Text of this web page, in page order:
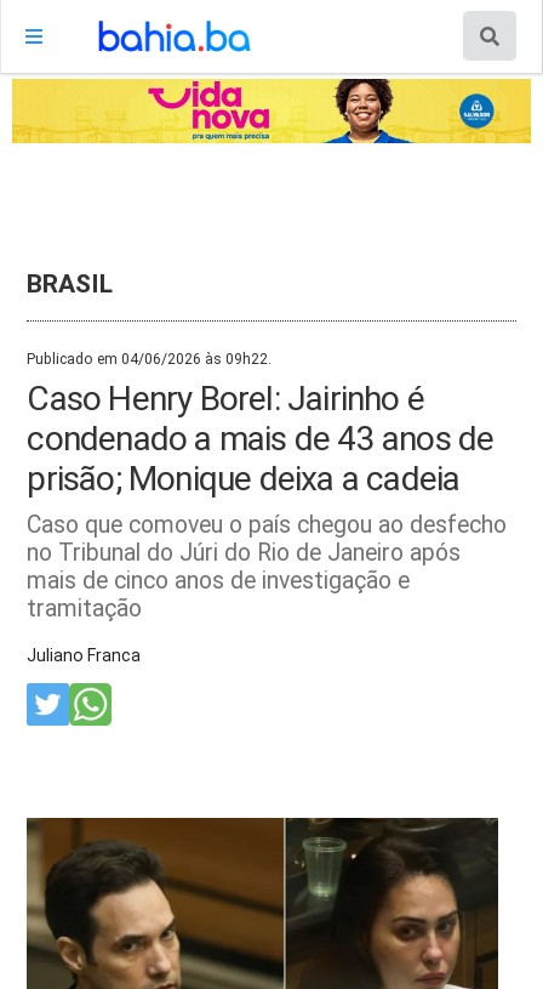
BRASIL
Publicado em 04/06/2026 às 09h22.
Caso Henry Borel: Jairinho é
condenado a mais de 43 anos de
prisão; Monique deixa a cadeia
Caso que comoveu o país chegou ao desfecho
no Tribunal do Júri do Rio de Janeiro após
mais de cinco anos de investigação e
tramitação
Juliano Franca